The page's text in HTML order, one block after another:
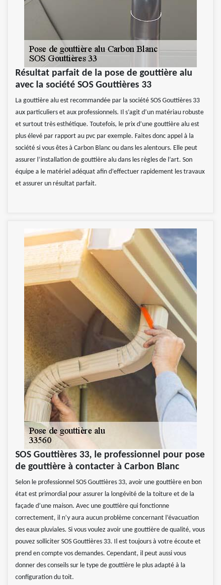
Résultat parfait de la pose de gouttière alu
avec la société SOS Gouttières 33
La gouttière alu est recommandée par la société SOS Gouttières 33
aux particuliers et aux professionnels. Il s’agit d’un matériau robuste
et surtout très esthétique. Toutefois, le prix d’une gouttière alu est
plus élevé par rapport au pvc par exemple. Faites donc appel à la
société si vous êtes à Carbon Blanc ou dans les alentours. Elle peut
assurer l’installation de gouttière alu dans les règles de l’art. Son
équipe a le matériel adéquat afin d’effectuer rapidement les travaux
et assurer un résultat parfait.
SOS Gouttières 33, le professionnel pour pose
de gouttière à contacter à Carbon Blanc
Selon le professionnel SOS Gouttières 33, avoir une gouttière en bon
état est primordial pour assurer la longévité de la toiture et de la
façade d’une maison. Avec une gouttière qui fonctionne
correctement, il n’y aura aucun problème concernant l’évacuation
des eaux pluviales. Si vous voulez avoir une gouttière de qualité, vous
pouvez solliciter SOS Gouttières 33. Il est toujours à votre écoute et
prend en compte vos demandes. Cependant, il peut aussi vous
donner des conseils sur le type de gouttière le plus adapté à la
configuration du toit.